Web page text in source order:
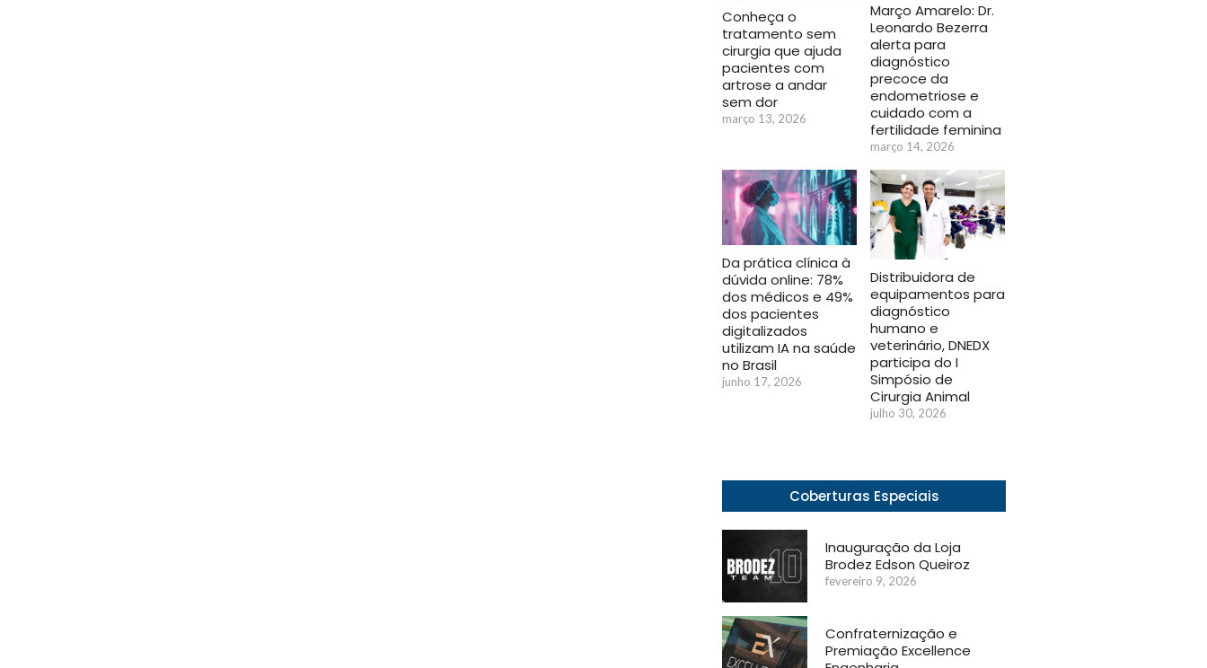
Conheça o
tratamento sem
cirurgia que ajuda
pacientes com
artrose a andar
sem dor
março 13, 2026
Março Amarelo: Dr.
Leonardo Bezerra
alerta para
diagnóstico
precoce da
endometriose e
cuidado com a
fertilidade feminina
março 14, 2026
Da prática clínica à
dúvida online: 78%
dos médicos e 49%
dos pacientes
digitalizados
utilizam IA na saúde
no Brasil
junho 17, 2026
Distribuidora de
equipamentos para
diagnóstico
humano e
veterinário, DNEDX
participa do I
Simpósio de
Cirurgia Animal
julho 30, 2026
Coberturas Especiais
Inauguração da Loja
Brodez Edson Queiroz
fevereiro 9, 2026
Confraternização e
Premiação Excellence